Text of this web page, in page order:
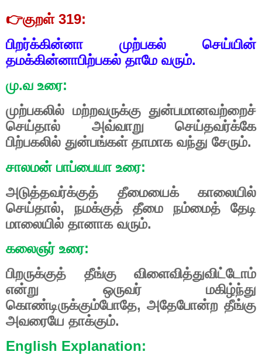
👉குறள் 319:
பிறர்க்கின்னா முற்பகல் செய்யின்
தமக்கின்னாபிற்பகல் தாமே வரும்.
மு.வ உரை:
முற்பகலில் மற்றவருக்கு துன்பமானவற்றைச்
செய்தால் அவ்வாறு செய்தவர்க்கே
பிற்பகலில் துன்பங்கள் தாமாக வந்து சேரும்.
சாலமன் பாப்பையா உரை:
அடுத்தவர்க்குத் தீமையைக் காலையில்
செய்தால், நமக்குத் தீமை நம்மைத் தேடி
மாலையில் தானாக வரும்.
கலைஞர் உரை:
பிறருக்குத் தீங்கு விளைவித்துவிட்டோம்
என்று ஒருவர் மகிழ்ந்து
கொண்டிருக்கும்போதே, அதேபோன்ற தீங்கு
அவரையே தாக்கும்.
English Explanation: